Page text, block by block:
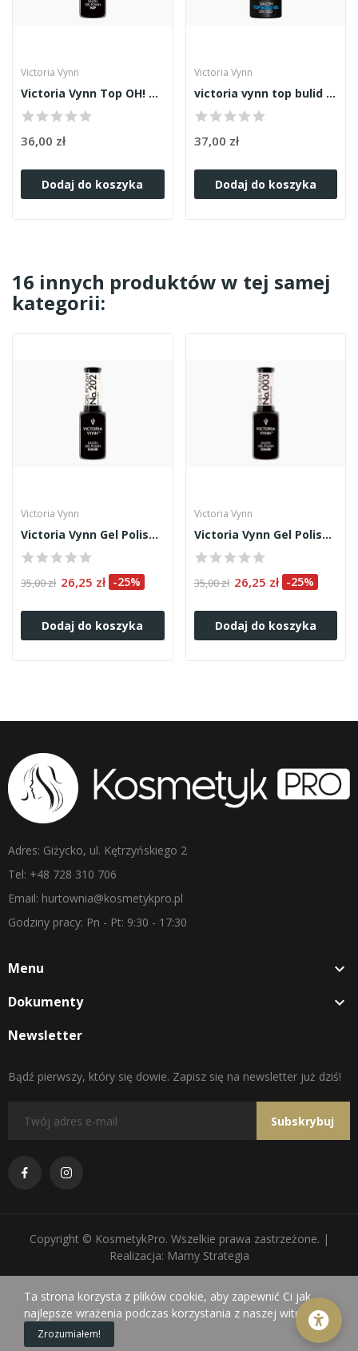
Sklep
0
Koszyk
Victoria Vynn
Victoria Vynn Top OH! My Gloss 8ml
36,00 zł
Dodaj do koszyka
Victoria Vynn
victoria vynn top bulid gel 15ml
37,00 zł
Dodaj do koszyka
16 innych produktów w tej samej
kategorii:
Victoria Vynn
Victoria Vynn Gel Polish 202
35,00 zł 26,25 zł -25%
Dodaj do koszyka
Victoria Vynn
Victoria Vynn Gel Polish 003
35,00 zł 26,25 zł -25%
Dodaj do koszyka
Adres: Giżycko, ul. Kętrzyńskiego 2
Tel: +48 728 310 706
Email: hurtownia@kosmetykpro.pl
Godziny pracy: Pn - Pt: 9:30 - 17:30
Menu 
Dokumenty 
Newsletter
Bądź pierwszy, który się dowie. Zapisz się na newsletter już dziś!
Subskrybuj
Copyright © KosmetykPro. Wszelkie prawa zastrzeżone. |
Realizacja: Mamy Strategia
Ta strona korzysta z plików cookie, aby zapewnić Ci jak
najlepsze wrażenia podczas korzystania z naszej witryny.
Zrozumiałem!